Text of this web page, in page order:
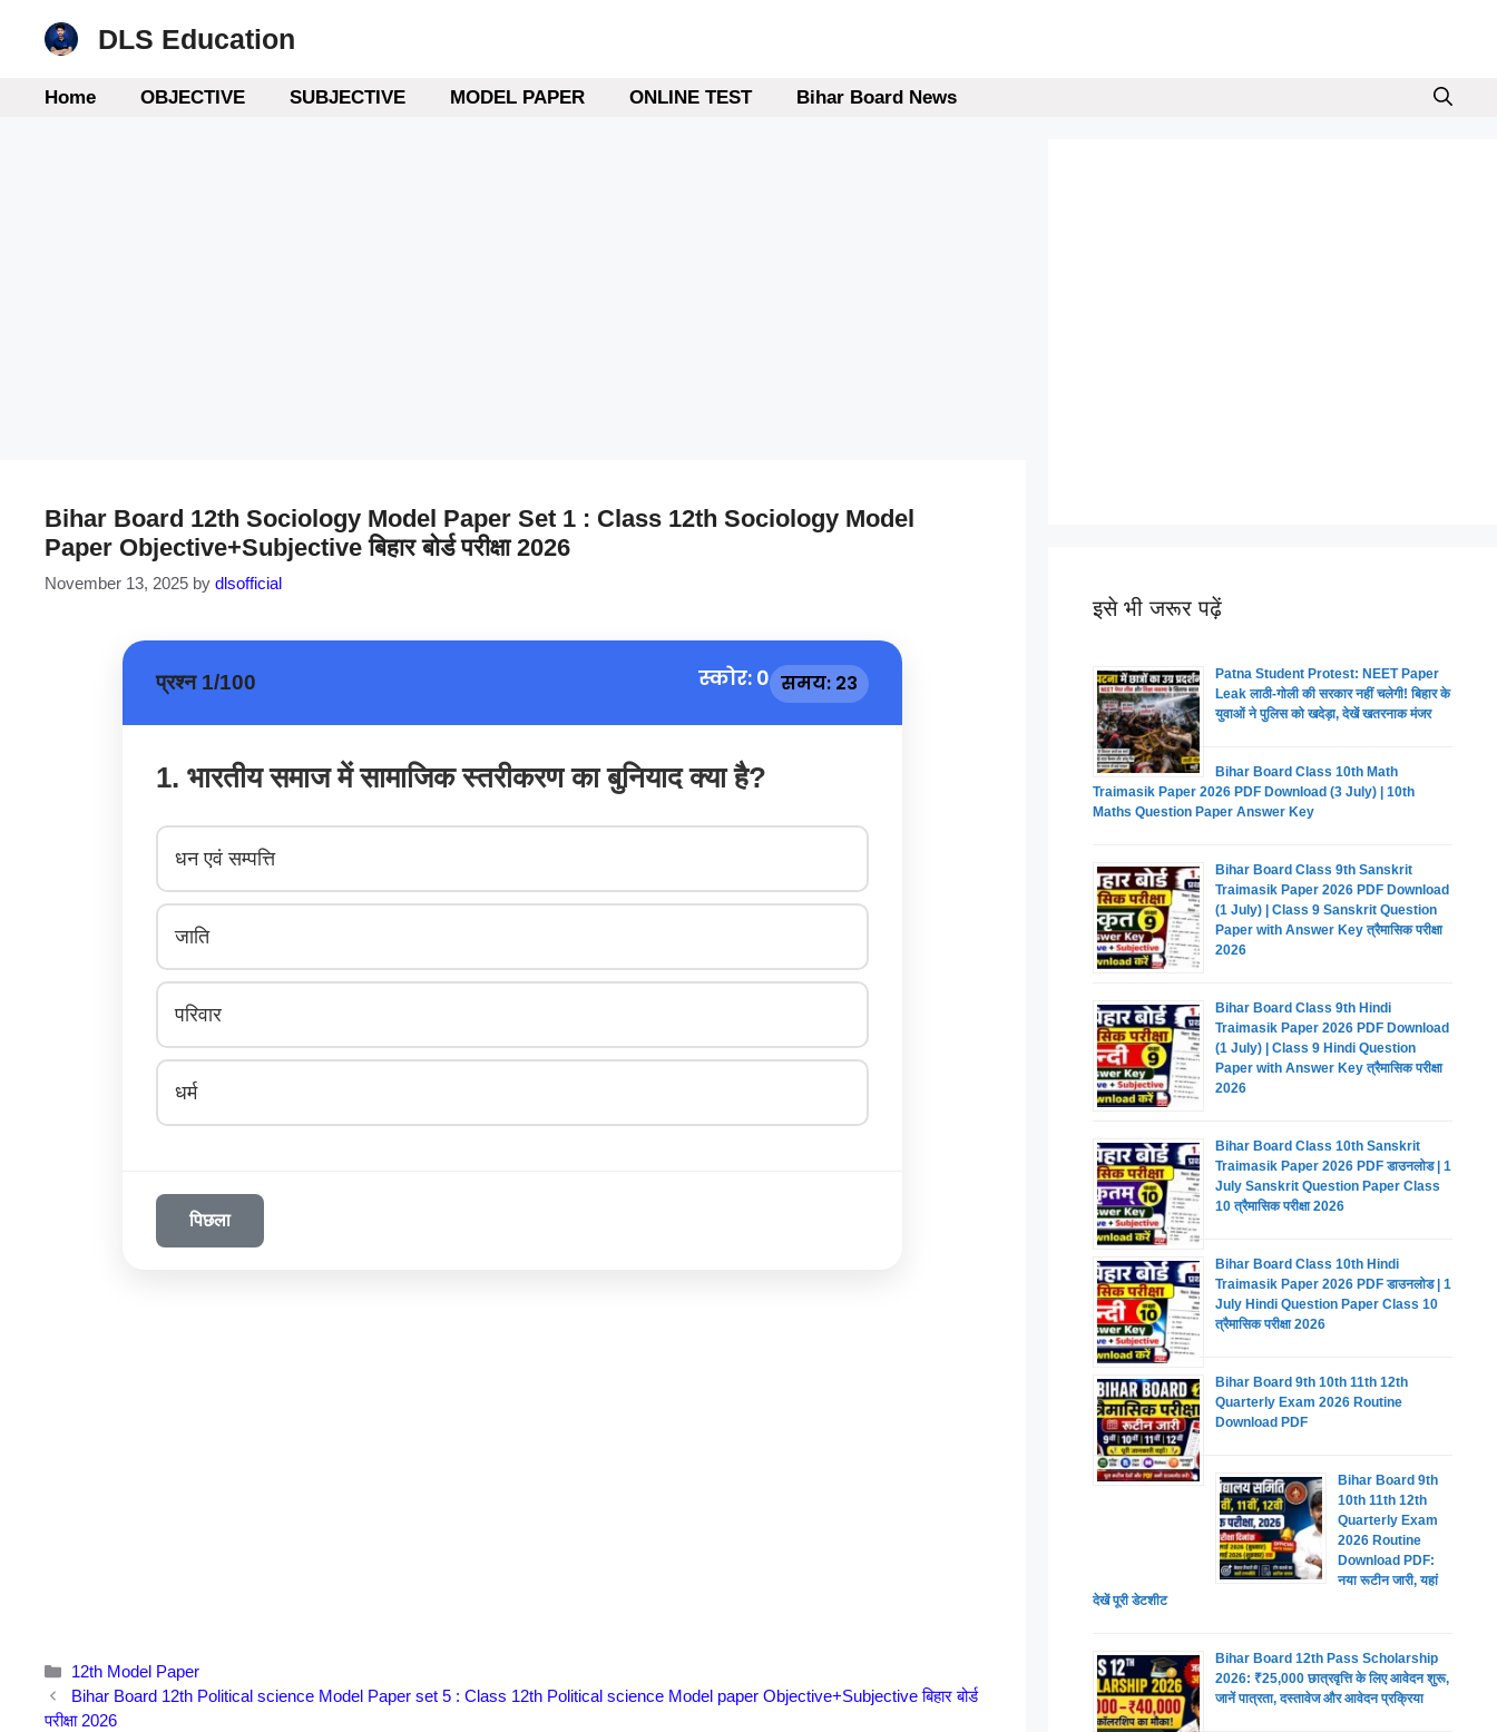
DLS Education
Home OBJECTIVE SUBJECTIVE MODEL PAPER ONLINE TEST Bihar Board News
Bihar Board 12th Sociology Model Paper Set 1 : Class 12th Sociology Model
Paper Objective+Subjective बिहार बोर्ड परीक्षा 2026
November 13, 2025 by dlsofficial
प्रश्न 1/100 स्कोर: 0 समय: 22
1. भारतीय समाज में सामाजिक स्तरीकरण का बुनियाद क्या है?
धन एवं सम्पत्ति
जाति
परिवार
धर्म
पिछला
Categories
12th Model Paper
Bihar Board 12th Political science Model Paper set 5 : Class 12th Political science Model paper Objective+Subjective बिहार बोर्ड
परीक्षा 2026
इसे भी जरूर पढ़ें
Patna Student Protest: NEET Paper
Leak लाठी-गोली की सरकार नहीं चलेगी! बिहार के
युवाओं ने पुलिस को खदेड़ा, देखें खतरनाक मंजर
Bihar Board Class 10th Math
Traimasik Paper 2026 PDF Download (3 July) | 10th
Maths Question Paper Answer Key
Bihar Board Class 9th Sanskrit
Traimasik Paper 2026 PDF Download
(1 July) | Class 9 Sanskrit Question
Paper with Answer Key त्रैमासिक परीक्षा
2026
Bihar Board Class 9th Hindi
Traimasik Paper 2026 PDF Download
(1 July) | Class 9 Hindi Question
Paper with Answer Key त्रैमासिक परीक्षा
2026
Bihar Board Class 10th Sanskrit
Traimasik Paper 2026 PDF डाउनलोड | 1
July Sanskrit Question Paper Class
10 त्रैमासिक परीक्षा 2026
Bihar Board Class 10th Hindi
Traimasik Paper 2026 PDF डाउनलोड | 1
July Hindi Question Paper Class 10
त्रैमासिक परीक्षा 2026
Bihar Board 9th 10th 11th 12th
Quarterly Exam 2026 Routine
Download PDF
Bihar Board 9th
10th 11th 12th
Quarterly Exam
2026 Routine
Download PDF:
नया रूटीन जारी, यहां
देखें पूरी डेटशीट
Bihar Board 12th Pass Scholarship
2026: ₹25,000 छात्रवृत्ति के लिए आवेदन शुरू,
जानें पात्रता, दस्तावेज और आवेदन प्रक्रिया